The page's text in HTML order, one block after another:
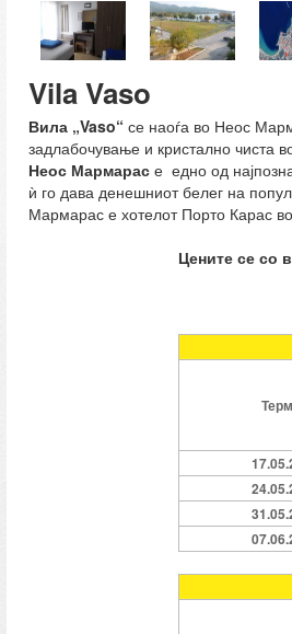
Vila Vaso
Вила „Vaso“ се наоѓа во Неос
задлабочување и кристално чиста
Неос Мармарасе едно од
ѝ го дава денешниот белег на
Мармарас е хотелот Порто Карас во
Цените се со